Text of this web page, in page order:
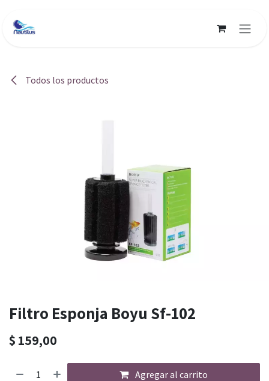
Todos los productos
Filtro Esponja Boyu Sf-102
$ 159,00
Agregar al carrito